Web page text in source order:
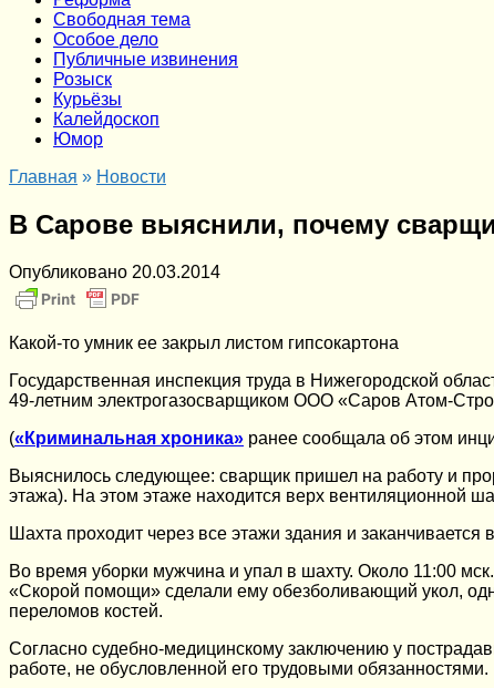
Cвободная тема
Особое дело
Публичные извинения
Розыск
Курьёзы
Калейдоскоп
Юмор
Главная » Новости
В Сарове выяснили, почему
Опубликовано 20.03.2014
Какой-то умник ее закрыл листом гипсокартона
Государственная инспекция труда в Нижегородской
49-летним электрогазосварщиком ООО «Саров Атом-
(«Криминальная хроника» ранее сообщала об этом
Выяснилось следующее: сварщик пришел на работу и
этажа). На этом этаже находится верх вентиляционной
Шахта проходит через все этажи здания и
Во время уборки мужчина и упал в шахту. Около 11:00
«Скорой помощи» сделали ему обезболивающий укол,
переломов костей.
Согласно судебно-медицинскому заключению у
работе, не обусловленной его трудовыми обязанностями.